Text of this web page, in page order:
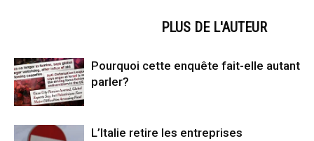
PLUS DE L'AUTEUR
Pourquoi cette enquête fait-elle autant
parler?
L’Italie retire les entreprises